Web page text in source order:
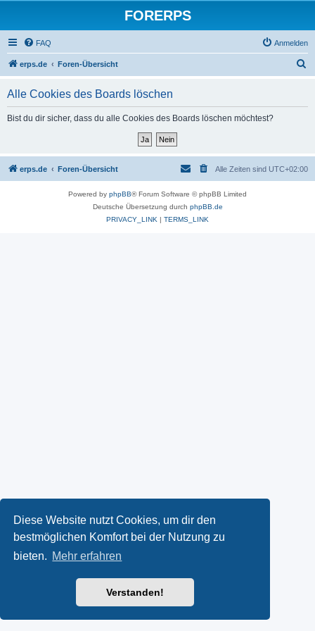
Diese Website nutzt Cookies, um dir den
bestmöglichen Komfort bei der Nutzung zu
bieten. Mehr erfahren
Verstanden!
FORERPS
FAQ Anmelden
erps.de Foren-Übersicht
Alle Cookies des Boards löschen
Bist du dir sicher, dass du alle Cookies des Boards löschen möchtest?
erps.de Foren-Übersicht Alle Zeiten sind UTC+02:00
Powered by phpBB® Forum Software © phpBB Limited
Deutsche Übersetzung durch phpBB.de
PRIVACY_LINK | TERMS_LINK